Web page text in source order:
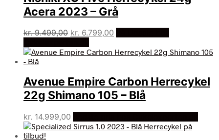
Acera 2023 – Grå
kr.9.499,00 Den
pris
kr. 6.799,00
pris
Avenue Empire Carbon Herrecykel
22g Shimano 105 – Blå
kr. 14.999,00